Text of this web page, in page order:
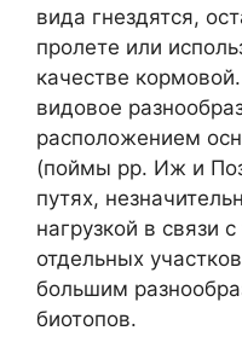
вида гнездятся,
пролете или
качестве
видовое
расположением
(поймы рр. Иж и
путях,
нагрузкой в связи
отдельных
большим
биотопов.